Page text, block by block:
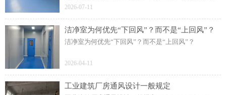
装与调试已进入收尾阶段。等经过一系列严格的检测
2026-07-11
洁净室为何优先“下回风”？而不是“上回风”？
洁净室为何优先“下回风”？而不是“上回风”？
2026-04-11
工业建筑厂房通风设计一般规定